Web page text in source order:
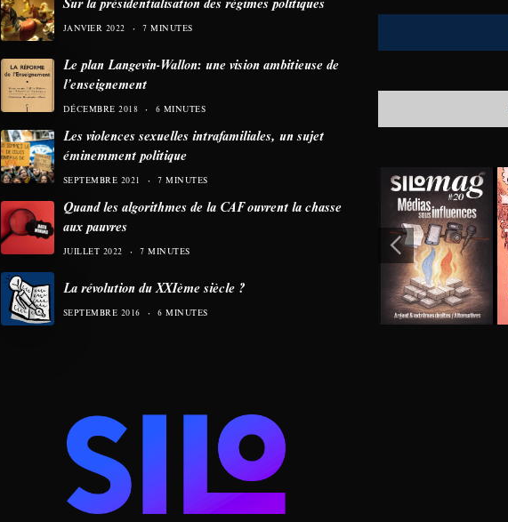
JANVIER 2022 7 MINUTES
Le plan Langevin-Wallon: une vision ambitieuse de
l’enseignement
DÉCEMBRE 2018 6 MINUTES
Les violences sexuelles intrafamiliales, un sujet
éminemment politique
SEPTEMBRE 2021 7 MINUTES
Quand les algorithmes de la CAF ouvrent la chasse
aux pauvres
JUILLET 2022 7 MINUTES
La révolution du XXIème siècle ?
SEPTEMBRE 2016 6 MINUTES